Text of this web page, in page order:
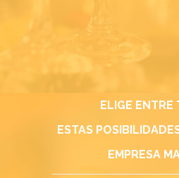
ELIGE ENTRE
ESTAS
EMPRESA